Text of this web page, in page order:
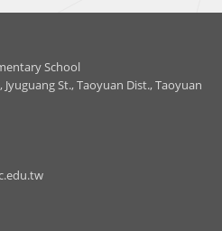
School
St., Taoyuan Dist., Taoyuan